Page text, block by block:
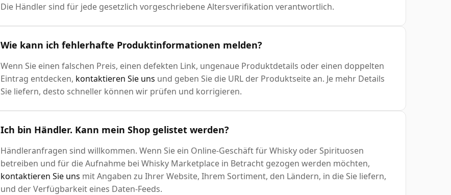
Die Händler sind für jede gesetzlich vorgeschriebene Altersverifikation verantwortlich.
Wie kann ich fehlerhafte Produktinformationen melden?
Wenn Sie einen falschen Preis, einen defekten Link, ungenaue Produktdetails oder einen doppelten
Eintrag entdecken, kontaktieren Sie uns und geben Sie die URL der Produktseite an. Je mehr Details
Sie liefern, desto schneller können wir prüfen und korrigieren.
Ich bin Händler. Kann mein Shop gelistet werden?
Händleranfragen sind willkommen. Wenn Sie ein Online-Geschäft für Whisky oder Spirituosen
betreiben und für die Aufnahme bei Whisky Marketplace in Betracht gezogen werden möchten,
kontaktieren Sie uns mit Angaben zu Ihrer Website, Ihrem Sortiment, den Ländern, in die Sie liefern,
und der Verfügbarkeit eines Daten-Feeds.